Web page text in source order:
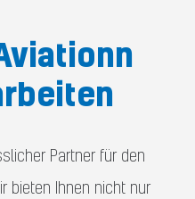
Partner für den
bieten Ihnen nicht nur